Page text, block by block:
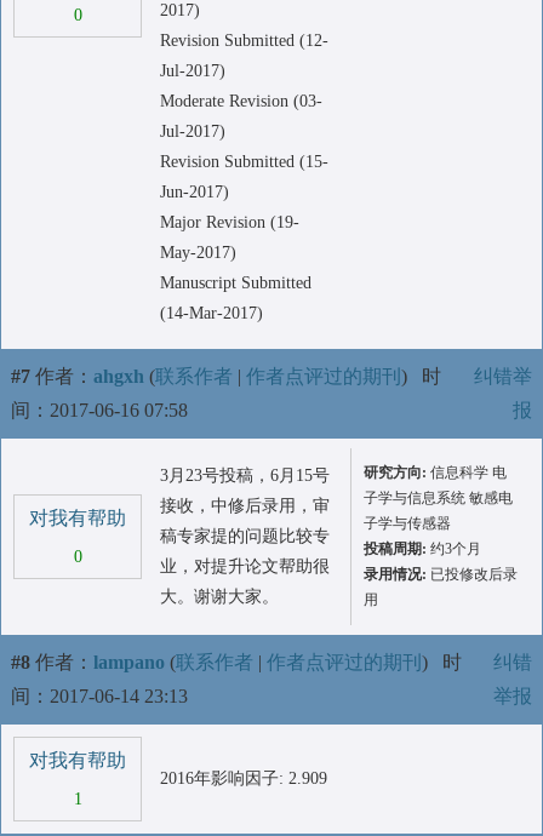
0
2017)
Revision Submitted (12-
Jul-2017)
Moderate Revision (03-
Jul-2017)
Revision Submitted (15-
Jun-2017)
Major Revision (19-
May-2017)
Manuscript Submitted
(14-Mar-2017)
#7 作者： ahgxh (联系作者 | 作者点评过的期刊 ) 时
间：2017-06-16 07:58
纠错举
报
对我有帮助
0
3月23号投稿，6月15号
接收，中修后录用，审
稿专家提的问题比较专
业，对提升论文帮助很
大。谢谢大家。
研究方向: 信息科学 电
子学与信息系统 敏感电
子学与传感器
投稿周期: 约3个月
录用情况: 已投修改后录
用
#8 作者： lampano (联系作者 | 作者点评过的期刊 ) 时
间：2017-06-14 23:13
纠错
举报
对我有帮助
1
2016年影响因子: 2.909